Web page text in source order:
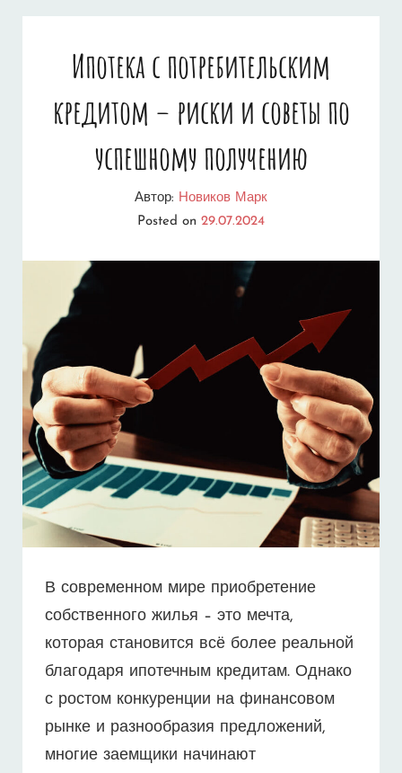
С
МАТЕРИНСКИМ
–
ПОЛНОЕ
Ипотека с потребительским
кредитом – риски и советы по
успешному получению
Автор: Новиков Марк
Posted on 29.07.2024
В современном мире приобретение
собственного жилья – это мечта,
которая становится всё более реальной
благодаря ипотечным кредитам. Однако
с ростом конкуренции на финансовом
рынке и разнообразия предложений,
многие заемщики начинают